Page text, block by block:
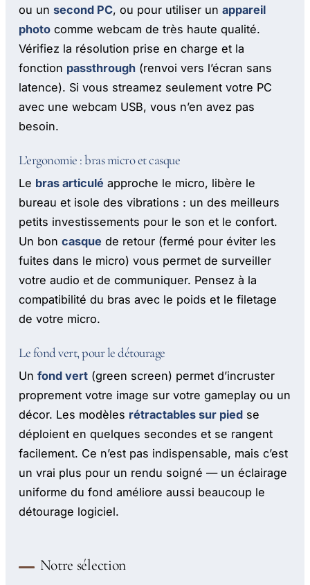
ou unsecond PC, ou pour utiliser unappareil
photo comme webcam de très haute qualité.
Vérifiez la résolution prise en charge et la
fonction passthrough (renvoi vers l’écran sans
latence). Si vous streamez seulement votre PC
avec une webcam USB, vous n’en avez pas
besoin.
L’ergonomie : bras micro et casque
Le bras articulé approche le micro, libère le
bureau et isole des vibrations : un des meilleurs
petits investissements pour le son et le confort.
Un boncasque de retour (fermé pour éviter les
fuites dans le micro) vous permet de surveiller
votre audio et de communiquer. Pensez à la
compatibilité du bras avec le poids et le filetage
de votre micro.
Le fond vert, pour le détourage
Unfond vert (green screen) permet d’incruster
proprement votre image sur votre gameplay ou un
décor. Les modèles rétractables sur pied se
déploient en quelques secondes et se rangent
facilement. Ce n’est pas indispensable, mais c’est
un vrai plus pour un rendu soigné — un éclairage
uniforme du fond améliore aussi beaucoup le
détourage logiciel.
Notre sélection